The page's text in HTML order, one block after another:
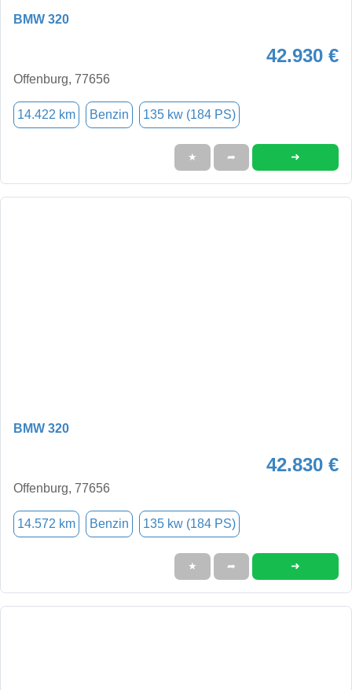
BMW 320
42.930 €
Offenburg, 77656
14.422 km Benzin 135 kw (184 PS)
★ ➦ ➜
BMW 320
42.830 €
Offenburg, 77656
14.572 km Benzin 135 kw (184 PS)
★ ➦ ➜